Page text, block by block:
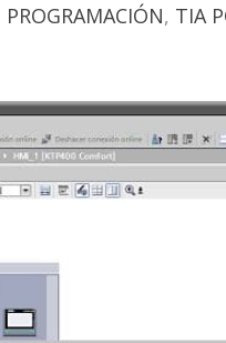
PROGRAMACIÓN, TIA